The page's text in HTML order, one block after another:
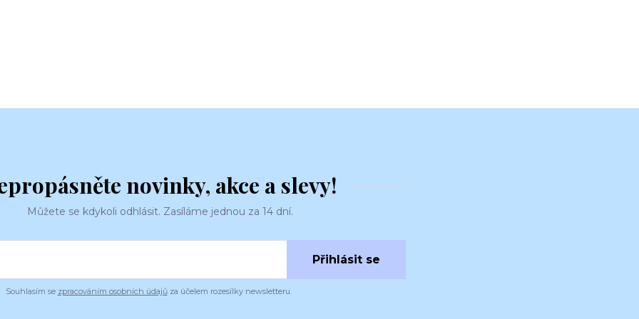
novinky, akce a slevy!
Můžete se kdykoli odhlásit. Zasíláme jednou za 14 dní.
Přihlásit se
Souhlasím se zpracováním osobních údajůza účelem rozesílky newsletteru.